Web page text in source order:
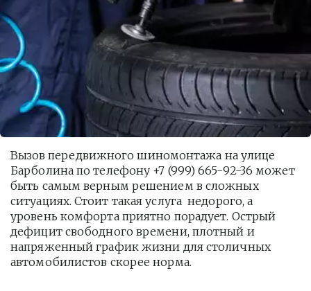
Вызов передвижного шиномонтажа на улице
Барболина по телефону +7 (999) 665-92-36 может
быть самым верным решением в сложных
ситуациях. Стоит такая услуга  недорого, а
уровень комфорта приятно порадует. Острый
дефицит свободного времени, плотный и
напряженный график жизни для столичных
автомобилистов скорее норма.